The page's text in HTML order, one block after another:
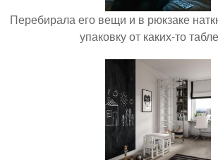
Перебирала его вещи и в рюкзаке
упаковку от каких-то